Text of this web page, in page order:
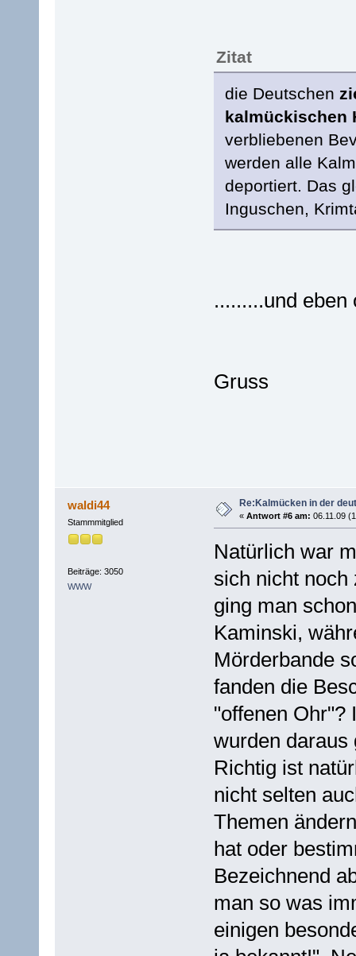
Zitat
die Deutschen
kalmückischen
verbliebenen
werden alle
deportiert. Das
Inguschen,
.........und
Gruss
waldi44
Stammmitglied
Beiträge: 3050
WWW
Re:Kalmücken in der
« Antwort #6 am: 06.11.09
Natürlich war
sich nicht noch
ging man
Kaminski,
Mörderbande
fanden die
"offenen Ohr"?
wurden daraus
Richtig ist
nicht selten
Themen
hat oder
Bezeichnend
man so was
einigen